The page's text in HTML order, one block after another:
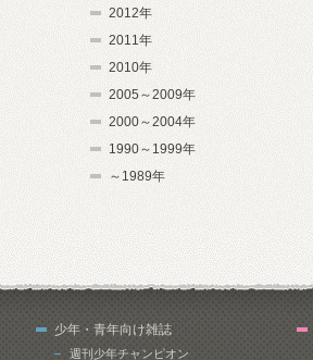
2012年
2011年
2010年
2005～2009年
2000～2004年
1990～1999年
～1989年
少年・青年向け雑誌
週刊少年チャンピオン